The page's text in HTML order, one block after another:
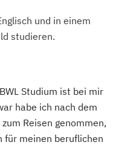
und in einem
studieren.
Studium ist bei mir
habe ich nach dem
Reisen genommen,
für meinen beruflichen